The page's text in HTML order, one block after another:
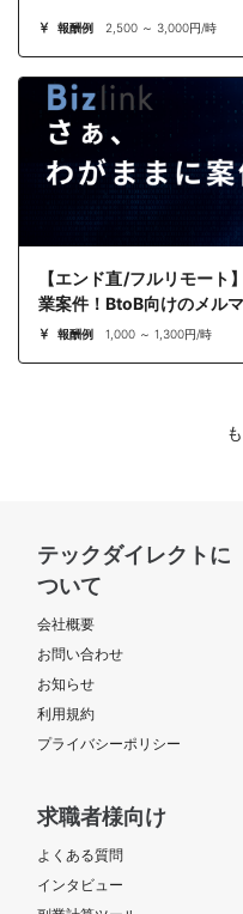
報酬例 2,500 ～ 3,000円/時
【エンド直/フルリモー
業案件！BtoB向けのメル
報酬例 1,000 ～ 1,300円/時
テックダイレクトに
ついて
会社概要
お問い合わせ
お知らせ
利用規約
プライバシーポリシー
求職者様向け
よくある質問
インタビュー